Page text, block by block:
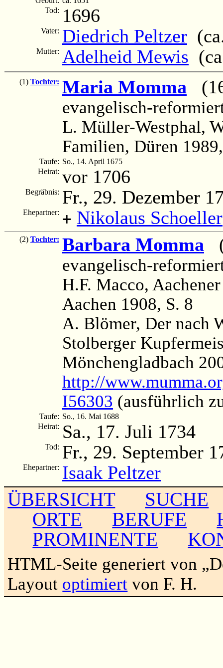
Tod: 1696
Vater: Diedrich Peltzer
Mutter: Adelheid Mewis
(1) Tochter: Maria Momma
evangelisch-
L. Müller-Westphal,
Familien, Düren
Taufe: So., 14. April 1675
Heirat: vor 1706
Begräbnis: Fr., 29. Dezember
Ehepartner: + Nikolaus Schoeller
(2) Tochter: Barbara Momma
evangelisch-
H.F. Macco,
Aachen 1908, S. 8
A. Blömer, Der nach
Stolberger
Mönchengladbach
http://
I56303 (ausführlich
Taufe: So., 16. Mai 1688
Heirat: Sa., 17. Juli 1734
Tod: Fr., 29. September
Ehepartner: Isaak Peltzer
ÜBERSICHT
SUCHE
ORTE
BERUFE
PROMINENTE
HTML-Seite generiert von
Layout optimiert von F. H.